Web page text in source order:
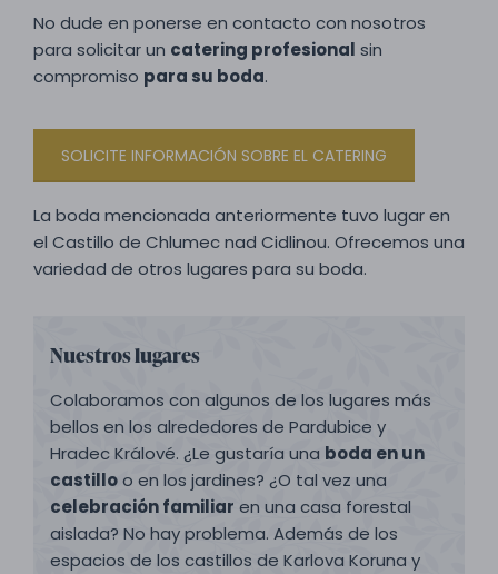
No dude en ponerse en contacto con nosotros
para solicitar un catering profesional sin
compromiso para su boda.
SOLICITE INFORMACIÓN SOBRE EL CATERING
La boda mencionada anteriormente tuvo lugar en
el Castillo de Chlumec nad Cidlinou. Ofrecemos una
variedad de otros lugares para su boda.
Nuestros lugares
Colaboramos con algunos de los lugares más
bellos en los alrededores de Pardubice y
Hradec Králové. ¿Le gustaría una boda en un
castilloo en los jardines? ¿O tal vez una
celebración familiar en una casa forestal
aislada? No hay problema. Además de los
espacios de los castillos de Karlova Koruna y